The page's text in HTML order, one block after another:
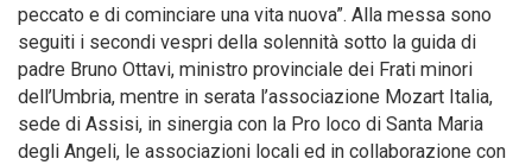
peccato e di cominciare una vita nuova”. Alla messa sono
seguiti i secondi vespri della solennità sotto la guida di
padre Bruno Ottavi, ministro provinciale dei Frati minori
dell’Umbria, mentre in serata l’associazione Mozart Italia,
sede di Assisi, in sinergia con la Pro loco di Santa Maria
degli Angeli, le associazioni locali ed in collaborazione con